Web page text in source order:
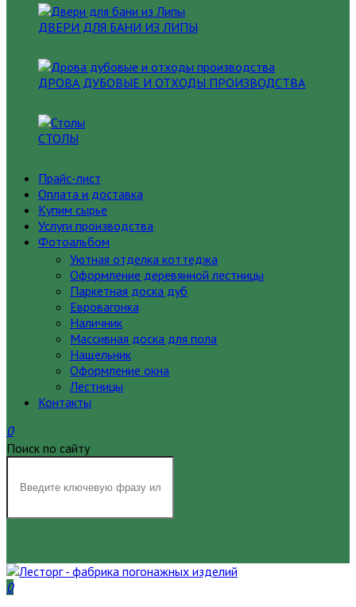
ДВЕРИ ДЛЯ БАНИ ИЗ ЛИПЫ
ДРОВА ДУБОВЫЕ И ОТХОДЫ ПРОИЗВОДСТВА
СТОЛЫ
Прайс-лист
Оплата и доставка
Купим сырье
Услуги производства
Фотоальбом
Уютная отделка коттеджа
Оформление деревянной лестницы
Паркетная доска дуб
Евровагонка
Наличник
Массивная доска для пола
Нащельник
Оформление окна
Лестницы
Контакты
0
Поиск по сайту
0